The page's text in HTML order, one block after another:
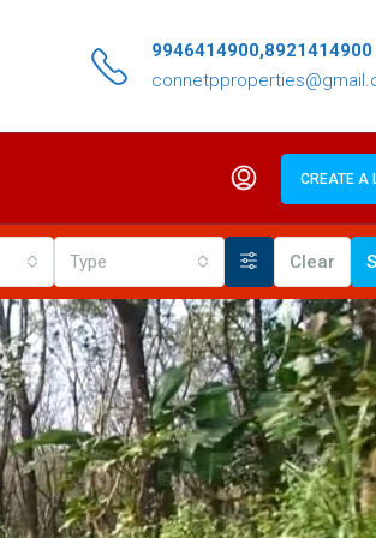
9946414900,8921414900
CREATE A
Type Clear